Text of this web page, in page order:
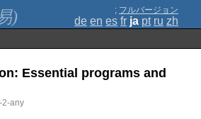
) ; フルバージョン
de en es fr ja pt ru zh
Essential programs and
2-any